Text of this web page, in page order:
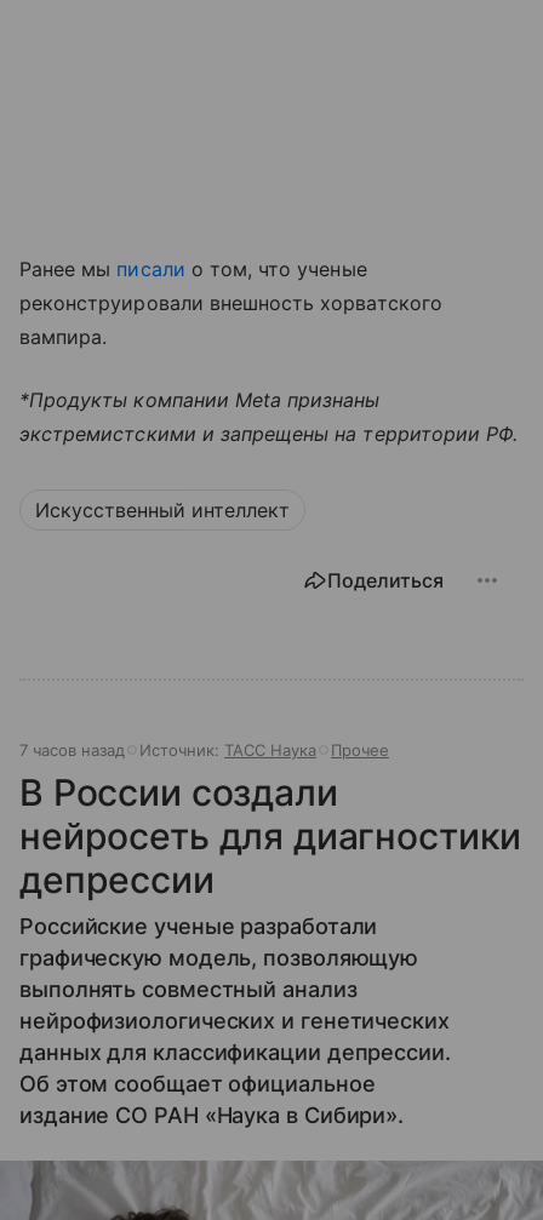
Ранее мы писали о том, что ученые
реконструировали внешность хорватского
вампира.
*Продукты компании Meta признаны
экстремистскими и запрещены на территории РФ.
Искусственный интеллект
Поделиться
7 часов назад Источник: ТАСС Наука Прочее
В России создали
нейросеть для диагностики
депрессии
Российские ученые разработали
графическую модель, позволяющую
выполнять совместный анализ
нейрофизиологических и генетических
данных для классификации депрессии.
Об этом сообщает официальное
издание СО РАН «Наука в Сибири».